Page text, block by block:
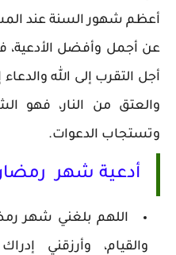
أعظم شهور السنة عند
عن أجمل وأفضل الأدعية،
أجل التقرب إلى الله
والعتق من النار، فهو
وتستجاب الدعوات.
أدعية شهر
اللهم بلغني شهر
والقيام، وأرزقني